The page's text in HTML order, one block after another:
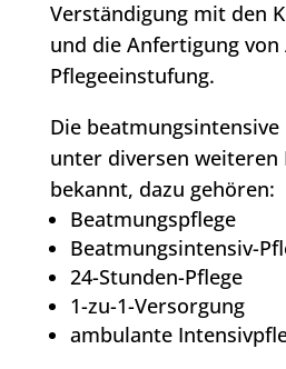
Verständigung mit den
und die Anfertigung
Pflegeeinstufung.
Die beatmungsintensive
unter diversen weiteren
bekannt, dazu gehören:
Beatmungspflege
Beatmungsintensiv-
24-Stunden-Pflege
1-zu-1-Versorgung
ambulante